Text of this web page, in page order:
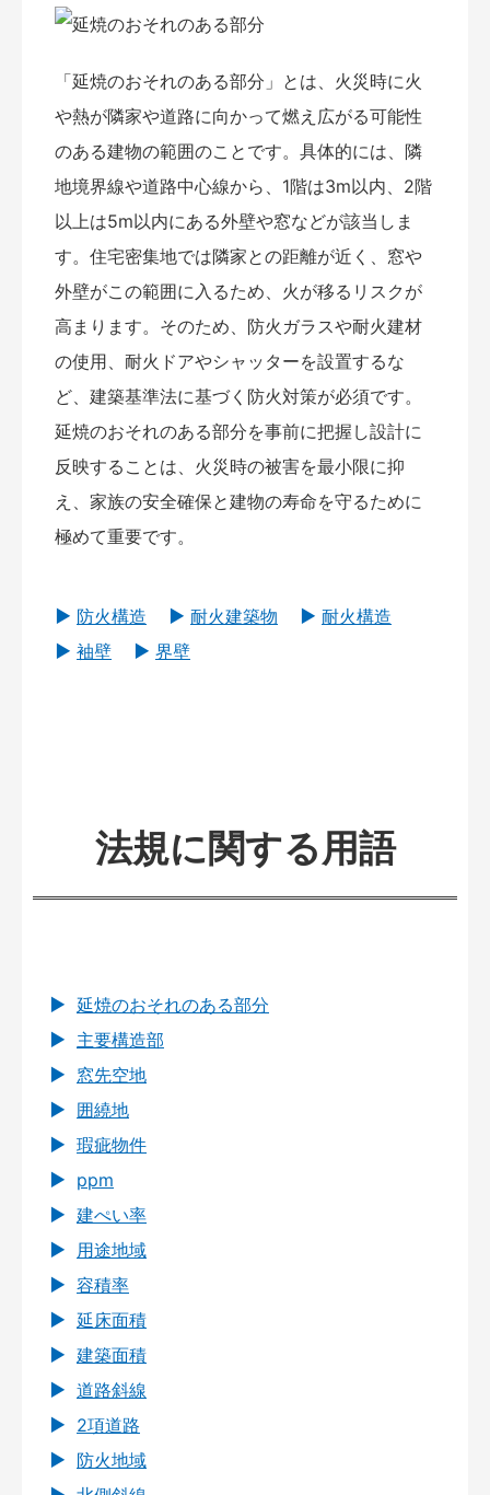
「延焼のおそれのある部分」とは、火災時に火
や熱が隣家や道路に向かって燃え広がる可能性
のある建物の範囲のことです。具体的には、隣
地境界線や道路中心線から、1階は3m以内、2階
以上は5m以内にある外壁や窓などが該当しま
す。住宅密集地では隣家との距離が近く、窓や
外壁がこの範囲に入るため、火が移るリスクが
高まります。そのため、防火ガラスや耐火建材
の使用、耐火ドアやシャッターを設置するな
ど、建築基準法に基づく防火対策が必須です。
延焼のおそれのある部分を事前に把握し設計に
反映することは、火災時の被害を最小限に抑
え、家族の安全確保と建物の寿命を守るために
極めて重要です。
防火構造 耐火建築物
耐火構造
袖壁
界壁
法規に関する用語
延焼のおそれのある部分
主要構造部
窓先空地
囲繞地
瑕疵物件
ppm
建ぺい率
用途地域
容積率
延床面積
建築面積
道路斜線
2項道路
防火地域